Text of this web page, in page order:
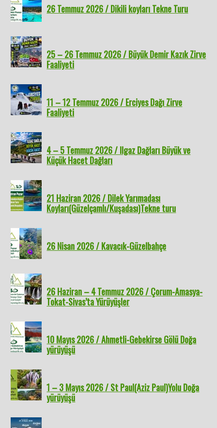
26 Temmuz 2026 / Dikili koyları Tekne Turu
25 – 26 Temmuz 2026 / Büyük Demir Kazık Zirve
Faaliyeti
11 – 12 Temmuz 2026 / Erciyes Dağı Zirve
Faaliyeti
4 – 5 Temmuz 2026 / Ilgaz Dağları Büyük ve
Küçük Hacet Dağları
21 Haziran 2026 / Dilek Yarımadası
Koyları(Güzelçamlı/Kuşadası)Tekne turu
26 Nisan 2026 / Kavacık-Güzelbahçe
26 Haziran – 4 Temmuz 2026 / Çorum-Amasya-
Tokat-Sivas’ta Yürüyüşler
10 Mayıs 2026 / Ahmetli-Gebekirse Gölü Doğa
yürüyüşü
1 – 3 Mayıs 2026 / St Paul(Aziz Paul)Yolu Doğa
yürüyüşü